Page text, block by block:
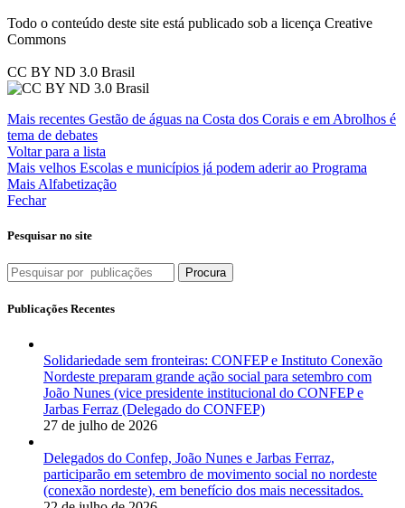
Todo o conteúdo deste site está publicado sob a licença Creative
Commons
CC BY ND 3.0 Brasil
Mais recentes Gestão de águas na Costa dos Corais e em Abrolhos é
tema de debates
Voltar para a lista
Mais velhos Escolas e municípios já podem aderir ao Programa
Mais Alfabetização
Fechar
Pesquisar no site
Procura
Publicações Recentes
Solidariedade sem fronteiras: CONFEP e Instituto Conexão
Nordeste preparam grande ação social para setembro com
João Nunes (vice presidente institucional do CONFEP e
Jarbas Ferraz (Delegado do CONFEP)
27 de julho de 2026
Delegados do Confep, João Nunes e Jarbas Ferraz,
participarão em setembro de movimento social no nordeste
(conexão nordeste), em benefício dos mais necessitados.